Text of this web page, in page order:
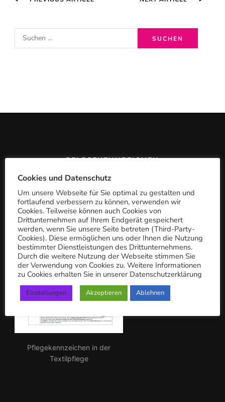
u
n
c
PFLEGEKENNZEICHEN
Pflegekennzeichen in der
Textilpflege
Cookies und Datenschutz
Um unsere Webseite für Sie optimal zu gestalten und
fortlaufend verbessern zu können, verwenden wir
Cookies. Teilweise können auch Cookies von
Drittunternehmen auf Ihrem Endgerät gespeichert
werden, wenn Sie unsere Seite betreten (Third-Party-
Cookies). Diese ermöglichen uns oder Ihnen die Nutzung
bestimmter Dienstleistungen des Drittunternehmens.
Durch die weitere Nutzung der Webseite stimmen Sie
der Verwendung von Cookies zu. Weitere Informationen
zu Cookies erhalten Sie in unserer Datenschutzerklärung
Einstellungen Akzeptieren Ablehnen